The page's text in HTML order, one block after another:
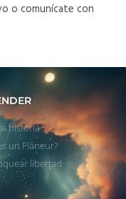
o comunícate con
historia
un Flâneur?
libertad